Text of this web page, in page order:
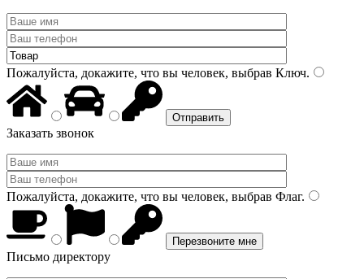
Пожалуйста, докажите, что вы человек, выбрав Ключ.
Заказать звонок
Пожалуйста, докажите, что вы человек, выбрав Флаг.
Письмо директору